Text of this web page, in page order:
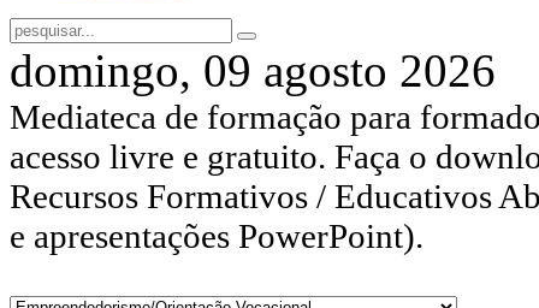
domingo, 09 agosto 2026
Mediateca de formação para
acesso livre e gratuito. Faça o
Recursos Formativos / Educativos
e apresentações PowerPoint).